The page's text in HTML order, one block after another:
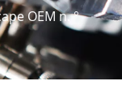
OEM n. °